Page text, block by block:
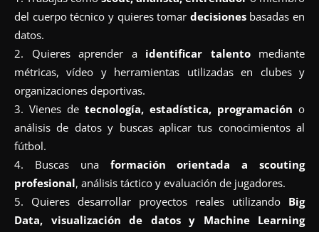
del cuerpo técnico y quieres tomar decisionesbasadas en
datos.
Quieres aprender a identificar talentomediante
métricas, vídeo y herramientas utilizadas en clubes y
organizaciones deportivas.
Vienes de tecnología, estadística, programación o
análisis de datos y buscas aplicar tus conocimientos al
fútbol.
Buscas una formación orientada a scouting
profesional, análisis táctico y evaluación de jugadores.
Quieres desarrollar proyectos reales utilizando Big
Data, visualización de datos y Machine Learning